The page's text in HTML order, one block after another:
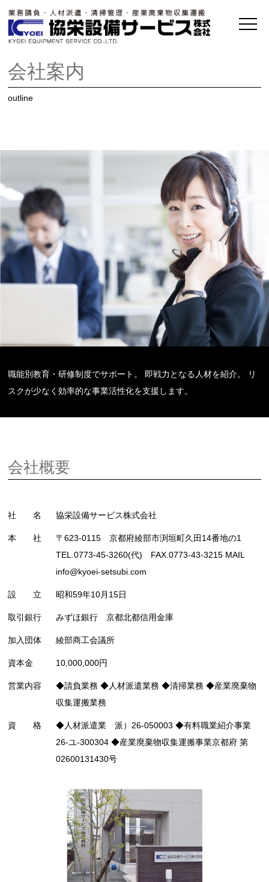
会社案内
outline
職能別教育・研修制度でサポート。 即戦力となる人材を紹介。 リ
スクが少なく効率的な事業活性化を支援します。
会社概要
社 名 協栄設備サービス株式会社
本 社
〒623-0115 京都府綾部市渕垣町久田14番地の1
TEL.0773-45-3260(代) FAX.0773-43-3215 MAIL
info@kyoei-setsubi.com
設 立 昭和59年10月15日
取引銀行 みずほ銀行 京都北都信用金庫
加入団体 綾部商工会議所
資本金 10,000,000円
営業内容
◆請負業務 ◆人材派遣業務 ◆清掃業務 ◆産業廃棄物
収集運搬業務
資 格
◆人材派遣業 派）26-050003 ◆有料職業紹介事業
26-ユ-300304 ◆産業廃棄物収集運搬事業京都府 第
02600131430号